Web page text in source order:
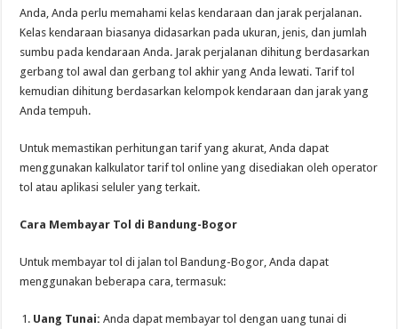
Anda, Anda perlu memahami kelas kendaraan dan jarak perjalanan.
Kelas kendaraan biasanya didasarkan pada ukuran, jenis, dan jumlah
sumbu pada kendaraan Anda. Jarak perjalanan dihitung berdasarkan
gerbang tol awal dan gerbang tol akhir yang Anda lewati. Tarif tol
kemudian dihitung berdasarkan kelompok kendaraan dan jarak yang
Anda tempuh.
Untuk memastikan perhitungan tarif yang akurat, Anda dapat
menggunakan kalkulator tarif tol online yang disediakan oleh operator
tol atau aplikasi seluler yang terkait.
Cara Membayar Tol di Bandung-Bogor
Untuk membayar tol di jalan tol Bandung-Bogor, Anda dapat
menggunakan beberapa cara, termasuk:
Uang Tunai: Anda dapat membayar tol dengan uang tunai di